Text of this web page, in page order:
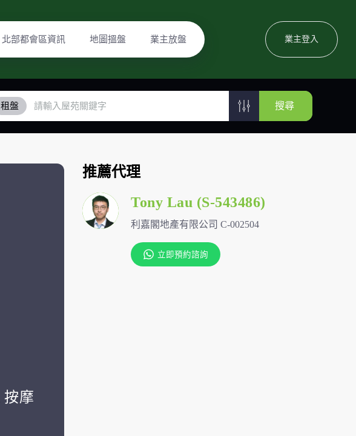
北部都會區資訊 地圖搵盤 業主放盤 業主登入
租盤 搜尋
按摩
推薦代理
Tony Lau (S-543486)
利嘉閣地產有限公司 C-002504
立即預約諮詢